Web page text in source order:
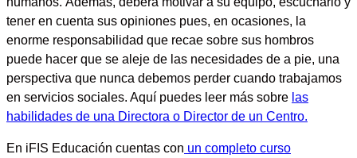
tener en cuenta sus opiniones pues, en ocasiones, la
enorme responsabilidad que recae sobre sus hombros
puede hacer que se aleje de las necesidades de a pie, una
perspectiva que nunca debemos perder cuando trabajamos
en servicios sociales. Aquí puedes leer más sobre las
habilidades de una Directora o Director de un Centro.
En iFIS Educación cuentas con un completo curso